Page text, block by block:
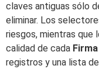
claves antiguas sólo
eliminar. Los
riesgos, mientras que
calidad de cada Firma
registros y una lista